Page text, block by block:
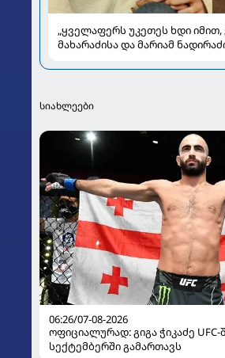
„ყველაფერს უკეთეს ხდი იმით,
მახარაძისა და მარიამ
სიახლეები
06:26/07-08-2026
ოფიციალურად: გიგა ჭიკაძე
სექტემბერში გამართავს